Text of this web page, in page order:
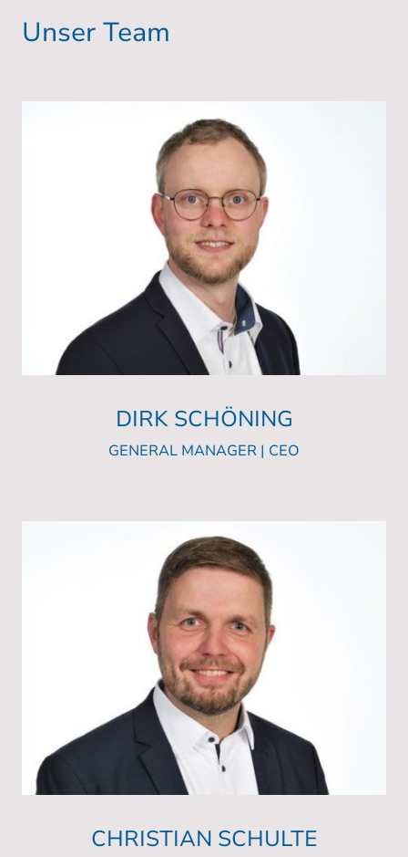
Unser Team
DIRK SCHÖNING
GENERAL MANAGER | CEO
CHRISTIAN SCHULTE